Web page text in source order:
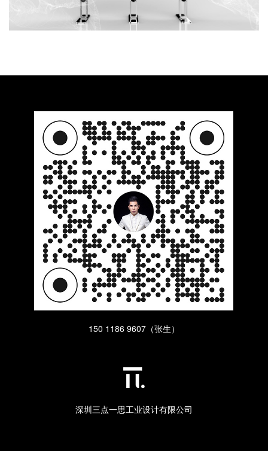
150 1186 9607（张生）
深圳三点一思工业设计有限公司